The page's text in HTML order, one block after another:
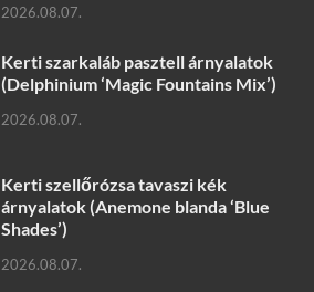
2026.08.07.
Kerti szarkaláb pasztell árnyalatok
(Delphinium ‘Magic Fountains Mix’)
2026.08.07.
Kerti szellőrózsa tavaszi kék
árnyalatok (Anemone blanda ‘Blue
Shades’)
2026.08.07.